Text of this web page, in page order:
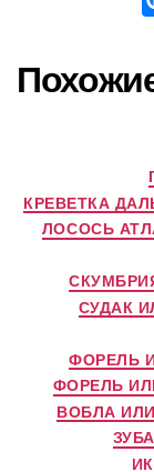
КРЕВЕТКА
ЛОСОСЬ
СУДАК
ФОРЕЛЬ
ФОРЕЛЬ
ВОБЛА